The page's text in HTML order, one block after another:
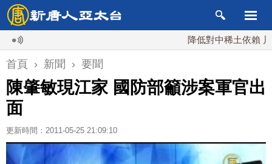
降低對中稀土依賴 川普宣
首頁 › 新聞 › 要聞
陳肇敏現江家 國防部籲涉案軍官出
面
更新時間：2011-05-25 21:09:10